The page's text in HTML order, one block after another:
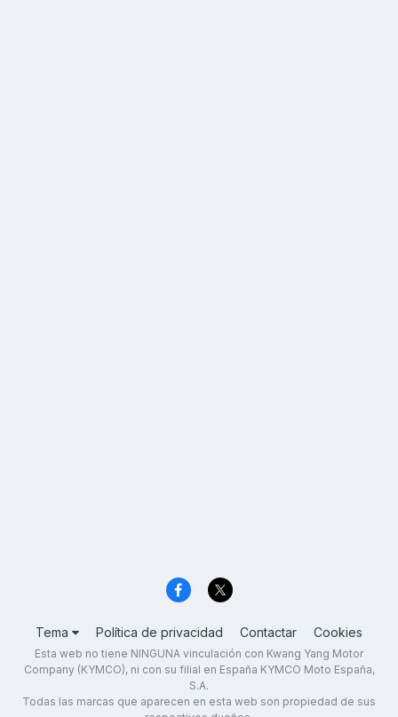
Tema Política de privacidad Contactar Cookies
Esta web no tiene NINGUNA vinculación con Kwang Yang Motor
Company (KYMCO), ni con su filial en España KYMCO Moto España,
S.A.
Todas las marcas que aparecen en esta web son propiedad de sus